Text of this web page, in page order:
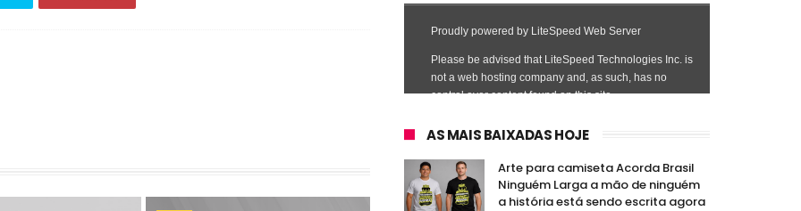
AS MAIS BAIXADAS HOJE
Arte para camiseta Acorda Brasil
Ninguém Larga a mão de ninguém
a história está sendo escrita agora